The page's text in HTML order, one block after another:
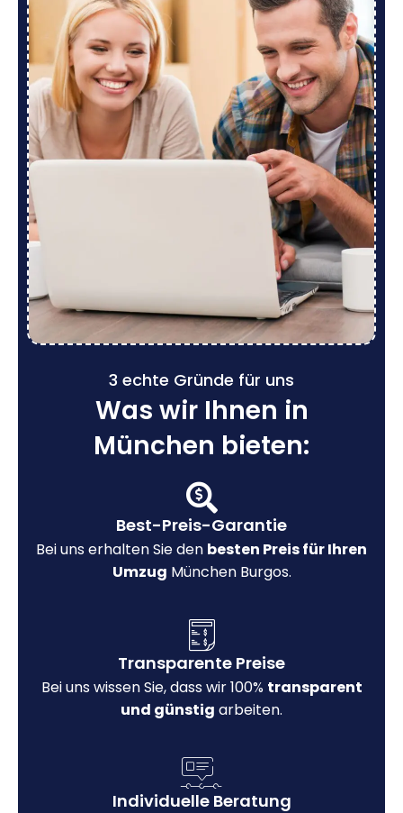
3 echte Gründe für uns
Was wir Ihnen in
München bieten:
Best-Preis-Garantie
Bei uns erhalten Sie den besten Preis für Ihren
Umzug München Burgos.
Transparente Preise
Bei uns wissen Sie, dass wir 100% transparent
und günstig arbeiten.
Individuelle Beratung